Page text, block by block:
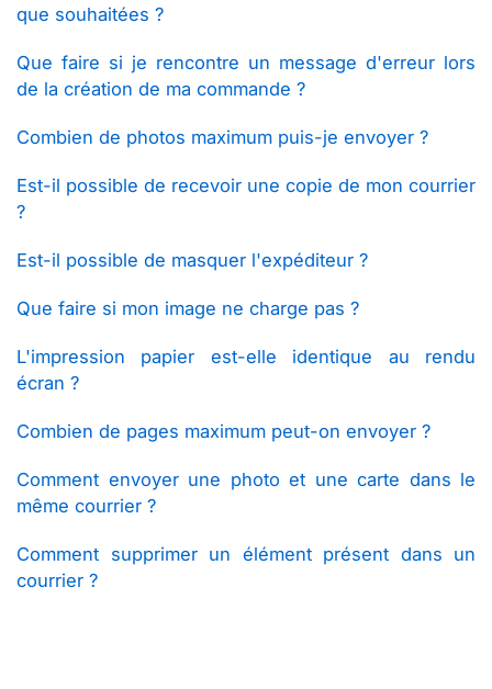
que souhaitées ?
Que faire si je rencontre un message d'erreur lors
de la création de ma commande ?
Combien de photos maximum puis-je envoyer ?
Est-il possible de recevoir une copie de mon courrier
?
Est-il possible de masquer l'expéditeur ?
Que faire si mon image ne charge pas ?
L'impression papier est-elle identique au rendu
écran ?
Combien de pages maximum peut-on envoyer ?
Comment envoyer une photo et une carte dans le
même courrier ?
Comment supprimer un élément présent dans un
courrier ?